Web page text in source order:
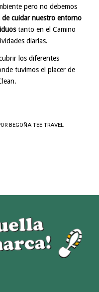
pero no debemos
de cuidar nuestro entorno
tanto en el Camino
diarias.
los diferentes
tuvimos el placer de
BEGOÑA TEE TRAVEL